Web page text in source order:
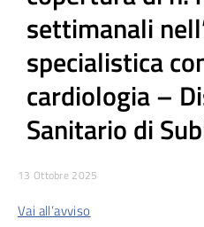
settimanali
specialistica
cardiologia –
Sanitario di
13 Ottobre 2025
Vai all’avviso